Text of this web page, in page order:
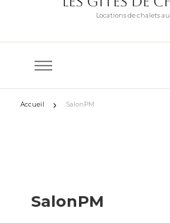
Locations de chalets
Accueil SalonPM
SalonPM